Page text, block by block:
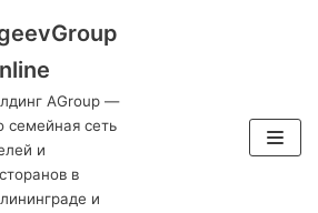
AGroup —
семейная сеть
и
в
и